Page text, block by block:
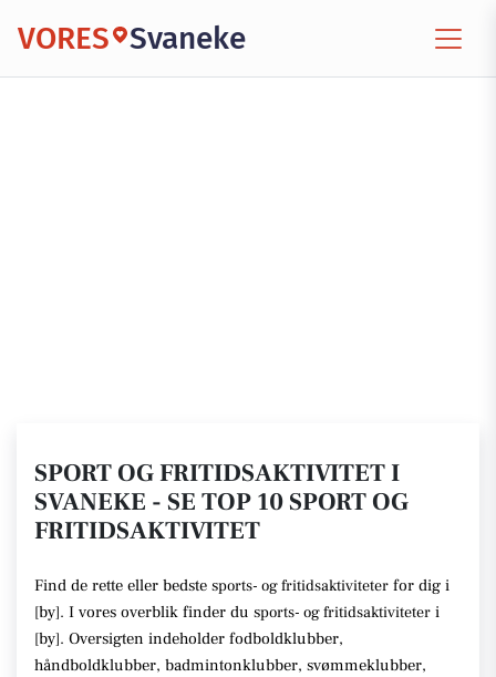
VORES Svaneke
SPORT OG FRITIDSAKTIVITET I
SVANEKE - SE TOP 10 SPORT OG
FRITIDSAKTIVITET
Find de rette eller bedste sports- og fritidsaktiviteter for dig i
[by]. I vores overblik finder du sports- og fritidsaktiviteter i
[by]. Oversigten indeholder fodboldklubber,
håndboldklubber, badmintonklubber, svømmeklubber,